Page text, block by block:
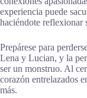
experiencia puede
haciéndote reflexionar
Prepárese para
Lena y Lucian, y la
ser un monstruo. Al
corazón entrelazados
más.